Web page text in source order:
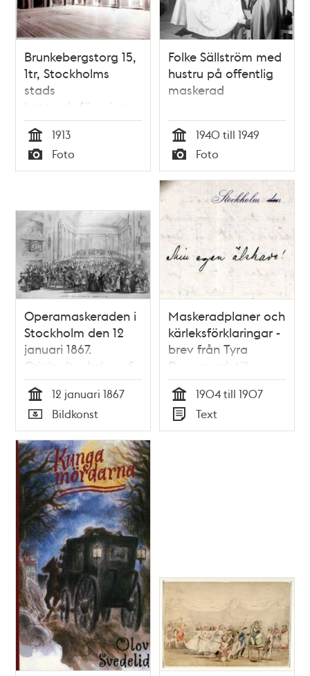
Brunkebergstorg 15,
1tr, Stockholms
stads
hantverksförening.
Interiör från salong
mot nordost.
Tid
1913
Typ
Foto
Folke Sällström med
hustru på offentlig
maskerad
Tid
1940 till 1949
Typ
Foto
Operamaskeraden i
Stockholm den 12
januari 1867.
Originalteckning af
F. de Glimes.
Tid
12 januari 1867
Typ
Bildkonst
Maskeradplaner och
kärleksförklaringar -
brev från Tyra
Degermark till
Anton Nyström
Tid
1904 till 1907
Typ
Text